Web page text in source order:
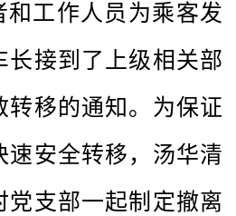
和工作人员为乘客发
长接到了上级相关部
转移的通知。为保证
速安全转移，汤华清
党支部一起制定撤离